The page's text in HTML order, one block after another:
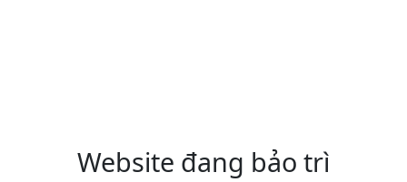
Website đang bảo trì